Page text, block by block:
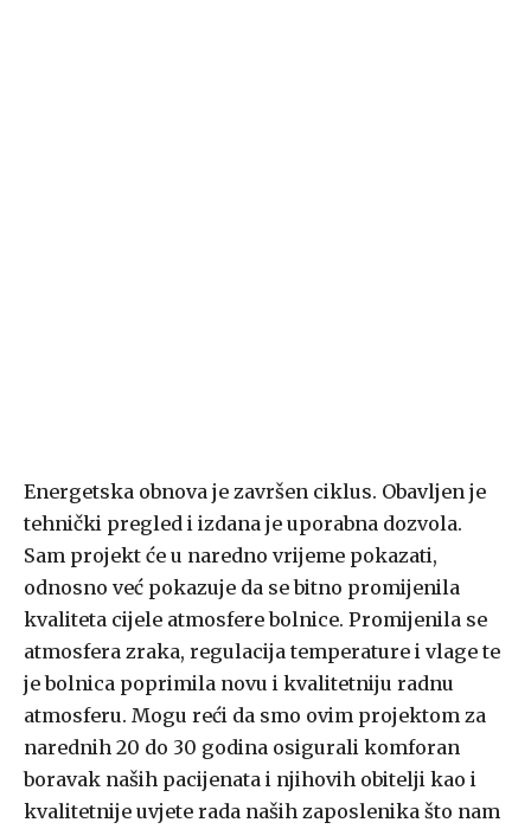
Energetska obnova je završen ciklus. Obavljen je
tehnički pregled i izdana je uporabna dozvola.
Sam projekt će u naredno vrijeme pokazati,
odnosno već pokazuje da se bitno promijenila
kvaliteta cijele atmosfere bolnice. Promijenila se
atmosfera zraka, regulacija temperature i vlage te
je bolnica poprimila novu i kvalitetniju radnu
atmosferu. Mogu reći da smo ovim projektom za
narednih 20 do 30 godina osigurali komforan
boravak naših pacijenata i njihovih obitelji kao i
kvalitetnije uvjete rada naših zaposlenika što nam